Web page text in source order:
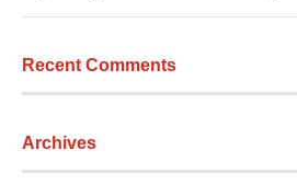
Recent Comments
Archives